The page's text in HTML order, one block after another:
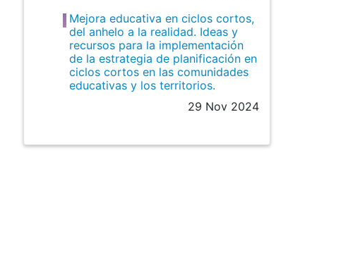
Mejora educativa en ciclos cortos,
del anhelo a la realidad. Ideas y
recursos para la implementación
de la estrategia de planificación en
ciclos cortos en las comunidades
educativas y los territorios.
29 Nov 2024